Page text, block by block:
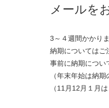
メールを
3～４週間かかり
納期についてはご
事前に納期につい
（年末年始は納
（11月12月１月